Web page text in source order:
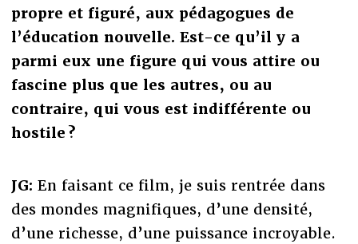
propre et figuré, aux pédagogues de
l’éducation nouvelle. Est-ce qu’il y a
parmi eux une figure qui vous attire ou
fascine plus que les autres, ou au
contraire, qui vous est indifférente ou
hostile ?
JG: En faisant ce film, je suis rentrée dans
des mondes magnifiques, d’une densité,
d’une richesse, d’une puissance incroyable.